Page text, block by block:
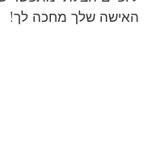
האישה שלך מחכה לך!